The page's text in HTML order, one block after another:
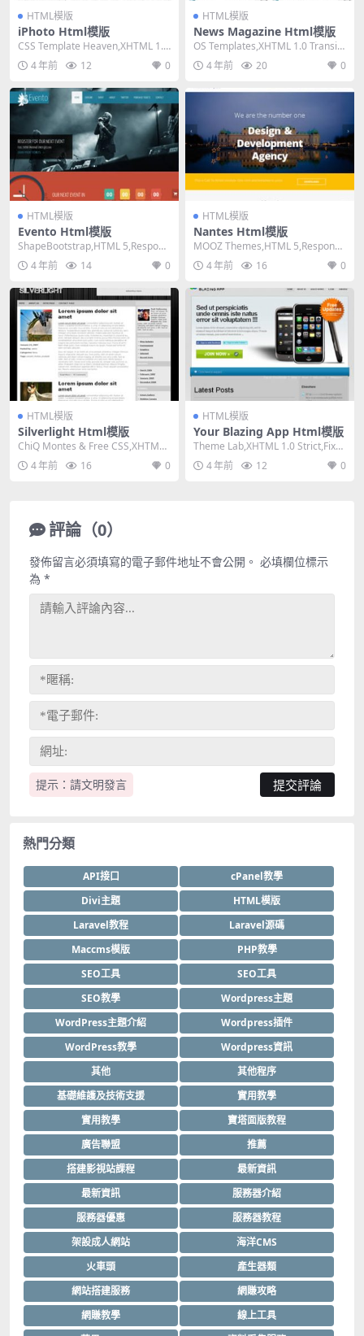
HTML模版
iPhoto Html模版
CSS Template Heaven,XHTML 1.0
Transition...
4 年前 12 0
HTML模版
News Magazine Html模版
OS Templates,XHTML 1.0 Transiti
onal,Fixe...
4 年前 20 0
HTML模版
Evento Html模版
ShapeBootstrap,HTML 5,Respons
ive, Mixed ...
4 年前 14 0
HTML模版
Nantes Html模版
MOOZ Themes,HTML 5,Responsi
ve, 4 Columns...
4 年前 16 0
HTML模版
Silverlight Html模版
ChiQ Montes & Free CSS,XHTML
1.0 Tra...
4 年前 16 0
HTML模版
Your Blazing App Html模版
Theme Lab,XHTML 1.0 Strict,Fixe
d Width, ...
4 年前 12 0
評論（0）
提示：請文明發言
發佈留言必須填寫的電子郵件地址不會公開。 必填欄位標示
為 *
熱門分類
API接口
cPanel教學
Divi主題
HTML模版
Laravel教程
Laravel源碼
Maccms模版
PHP教學
SEO工具
SEO工具
SEO教學
Wordpress主題
WordPress主題介紹
Wordpress插件
WordPress教學
Wordpress資訊
其他
其他程序
基礎維護及技術支援
實用教學
實用教學
寶塔面版教程
廣告聯盟
推薦
搭建影視站課程
最新資訊
最新資訊
服務器介紹
服務器優惠
服務器教程
架設成人網站
海洋CMS
火車頭
產生器類
網站搭建服務
網賺攻略
網賺教學
線上工具